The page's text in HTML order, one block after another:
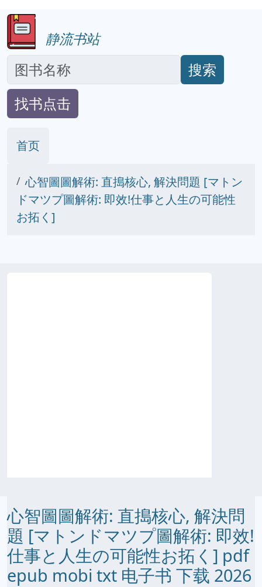
静流书站
搜索
找书点击
首页
心智圖圖解術: 直搗核心, 解決問題 [マトン
ドマツプ圖解術: 即效!仕事と人生の可能性
お拓く]
心智圖圖解術: 直搗核心, 解決問
題 [マトンドマツプ圖解術: 即效!
仕事と人生の可能性お拓く] pdf
epub mobi txt 电子书 下载 2026